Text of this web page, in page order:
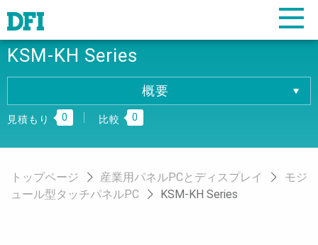
KSM-KH Series
概要
概要
ダウンロード
注文情報
見積もり 0 比較 0
トップページ 産業用パネルPCとディスプレイ
モジ
ュール型タッチパネルPC
KSM-KH Series